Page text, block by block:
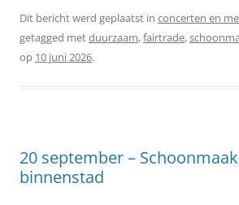
Dit bericht werd geplaatst in concerten en
getagged metduurzaam,fairtrade,
op 10 juni 2026.
20 september –
binnenstad